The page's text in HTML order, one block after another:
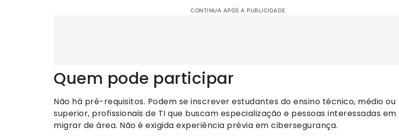
CONTINUA APÓS A PUBLICIDADE
Quem pode participar
Não há pré-requisitos. Podem se inscrever estudantes do ensino técnico, médio ou
superior, profissionais de TI que buscam especialização e pessoas interessadas em
migrar de área. Não é exigida experiência prévia em cibersegurança.